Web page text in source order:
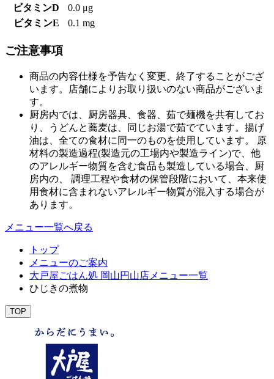
ビタミンD
0.0 μg
ビタミンE
0.1 mg
ご注意事項
商品の内容仕様を予告なく変更、終了することがござ
います。店舗によりお取り扱いのない商品がございま
す。
厨房内では、厨房器具、食器、茹で麺機を共有してお
り、うどんと蕎麦は、同じお湯で茹でています。揚げ
油は、全ての食材に同一のものを使用しています。 原
材料の製造過程(製造元の工場内や製造ライン)で、他
のアレルギー物質を含む食品も製造している場合、厨
房内の、 調理工程や食材の保管段階において、本来使
用食材に含まれないアレルギー物質が混入する場合が
あります。
メニュー一覧へ戻る
トップ
メニューのご案内
大戸屋ごはん処 岡山円山店メニュー一覧
ひじきの煮物
TOP